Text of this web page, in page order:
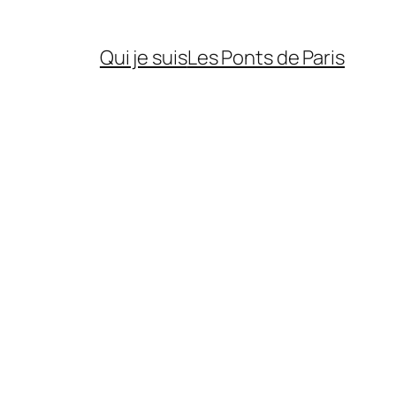
Qui je suisLes Ponts de Paris